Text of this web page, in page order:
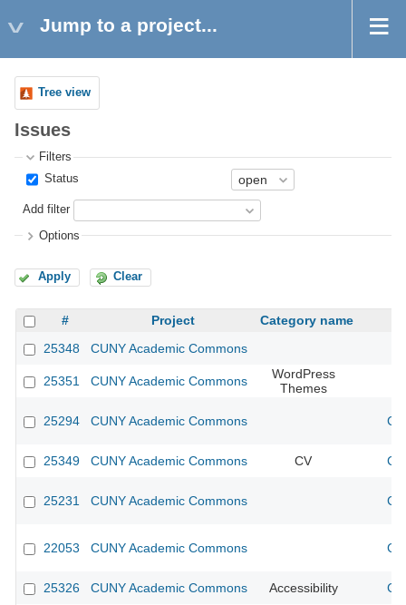
Jump to a project...
Tree view
Issues
Filters
Status
Add filter
Options
Apply Clear
# Project
Category name
25348
CUNY Academic Commons
25351 CUNY Academic Commons
WordPress
Themes
25294 CUNY Academic Commons
25349 CUNY Academic Commons CV
25231 CUNY Academic Commons
22053 CUNY Academic Commons
25326 CUNY Academic Commons Accessibility